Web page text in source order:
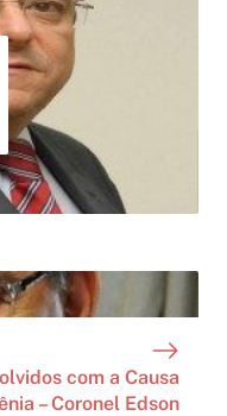
com a Causa
– Coronel Edson